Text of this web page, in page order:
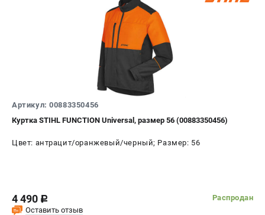
Артикул: 00883350456
Куртка STIHL FUNCTION Universal, размер 56 (00883350456)
Цвет: антрацит/оранжевый/черный; Размер: 56
4 490 c
Распродан
Оставить отзыв